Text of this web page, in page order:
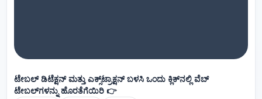
ಟೇಬಲ್ ಡಿಟೆಕ್ಷನ್ ಮತ್ತು ಎಕ್ಸ್‌ಟ್ರಾಕ್ಷನ್ ಬಳಸಿ ಒಂದು ಕ್ಲಿಕ್‌ನಲ್ಲಿ ವೆಬ್
ಟೇಬಲ್‌ಗಳನ್ನು ಹೊರತೆಗೆಯಿರಿ 👉